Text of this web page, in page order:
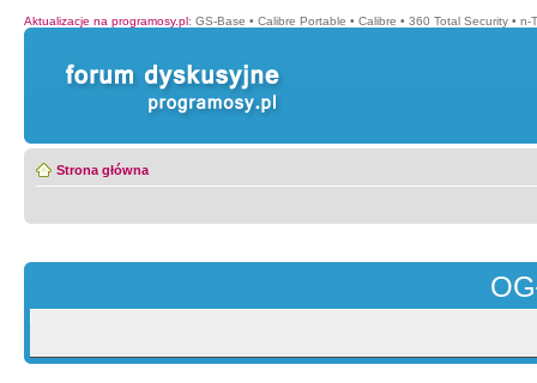
Aktualizacje na programosy.pl: GS-Base • Calibre Portable • Calibre • 360 Total Security • n-
Strona główna